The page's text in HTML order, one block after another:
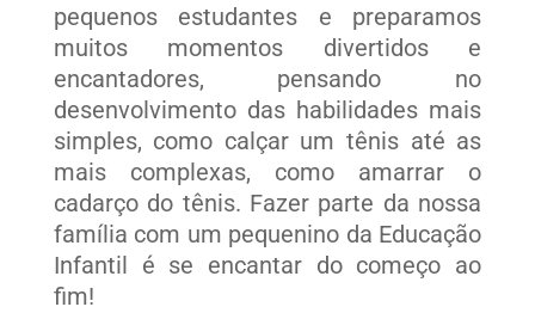
pequenos estudantes e preparamos
muitos momentos divertidos e
encantadores, pensando no
desenvolvimento das habilidades mais
simples, como calçar um tênis até as
mais complexas, como amarrar o
cadarço do tênis. Fazer parte da nossa
família com um pequenino da Educação
Infantil é se encantar do começo ao
fim!